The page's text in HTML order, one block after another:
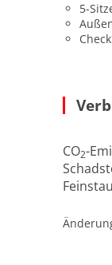
5-
CO2-